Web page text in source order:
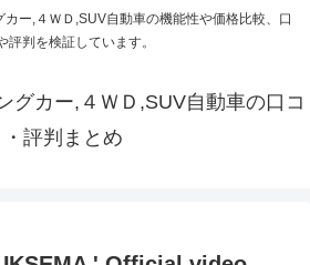
ー,４ＷＤ,SUV自動車の機能性や価格比較、口
評判を検証しています。
グカー,４ＷＤ,SUV自動車の口コ
・評判まとめ